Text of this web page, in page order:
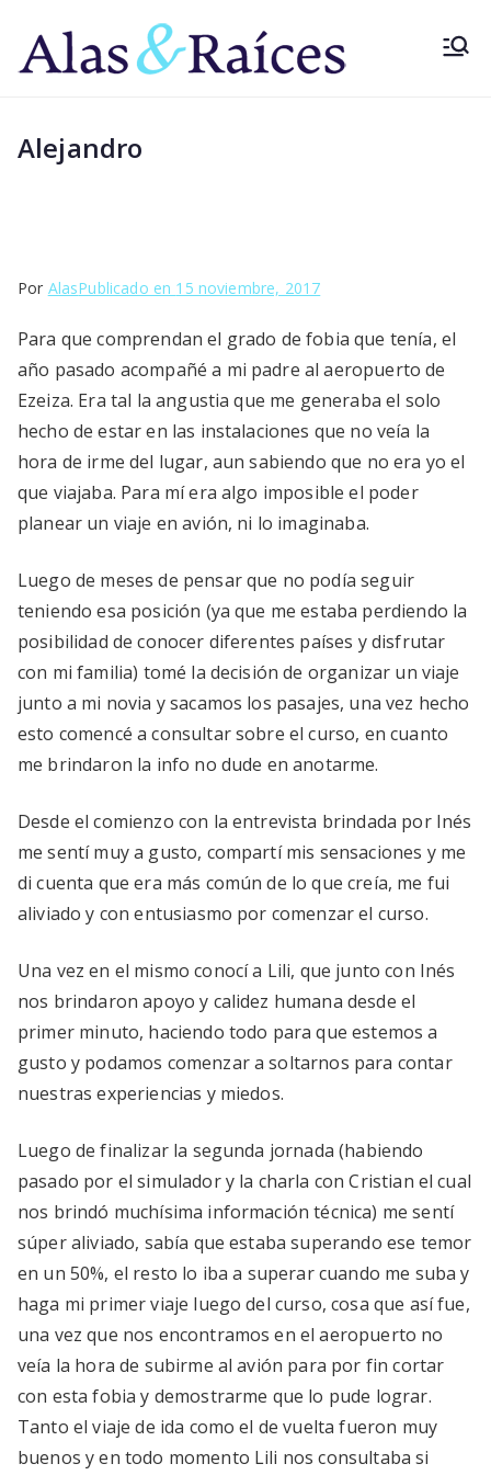
contenido
Alas&
Alejandro
Por AlasPublicado en 15 noviembre, 2017
Para que comprendan el grado de fobia que tenía, el
año pasado acompañé a mi padre al aeropuerto de
Ezeiza. Era tal la angustia que me generaba el solo
hecho de estar en las instalaciones que no veía la
hora de irme del lugar, aun sabiendo que no era yo el
que viajaba. Para mí era algo imposible el poder
planear un viaje en avión, ni lo imaginaba.
Luego de meses de pensar que no podía seguir
teniendo esa posición (ya que me estaba perdiendo la
posibilidad de conocer diferentes países y disfrutar
con mi familia) tomé la decisión de organizar un viaje
junto a mi novia y sacamos los pasajes, una vez hecho
esto comencé a consultar sobre el curso, en cuanto
me brindaron la info no dude en anotarme.
Desde el comienzo con la entrevista brindada por Inés
me sentí muy a gusto, compartí mis sensaciones y me
di cuenta que era más común de lo que creía, me fui
aliviado y con entusiasmo por comenzar el curso.
Una vez en el mismo conocí a Lili, que junto con Inés
nos brindaron apoyo y calidez humana desde el
primer minuto, haciendo todo para que estemos a
gusto y podamos comenzar a soltarnos para contar
nuestras experiencias y miedos.
Luego de finalizar la segunda jornada (habiendo
pasado por el simulador y la charla con Cristian el cual
nos brindó muchísima información técnica) me sentí
súper aliviado, sabía que estaba superando ese temor
en un 50%, el resto lo iba a superar cuando me suba y
haga mi primer viaje luego del curso, cosa que así fue,
una vez que nos encontramos en el aeropuerto no
veía la hora de subirme al avión para por fin cortar
con esta fobia y demostrarme que lo pude lograr.
Tanto el viaje de ida como el de vuelta fueron muy
buenos y en todo momento Lili nos consultaba si